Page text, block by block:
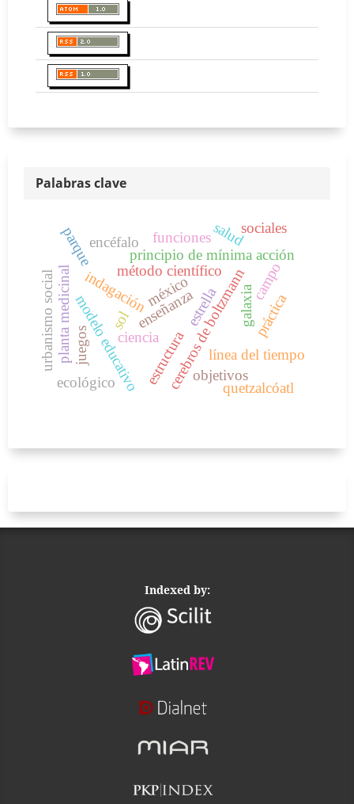
Palabras clave
modelo educativoenseñanza
ciencia
méxico
cerebros de boltzmann
principio de mínima acción
línea del tiempo
método científico
indagación
sol estrella galaxia
estructura
encéfalo funciones
práctica
campo
parque
ecológico
juegos
planta medicinal
objetivos
saludsociales
urbanismo social
quetzalcóatl
Indexed by: